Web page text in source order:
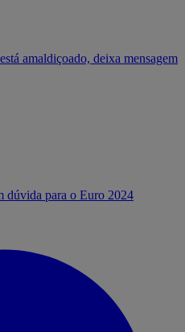
amaldiçoado, deixa mensagem
dúvida para o Euro 2024